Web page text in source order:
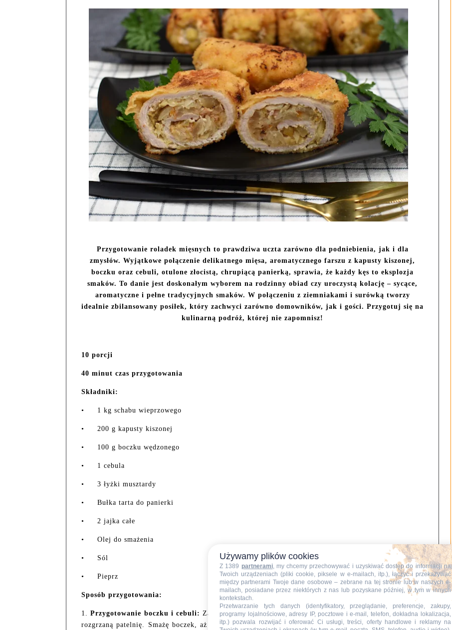
Przygotowanie roladek mięsnych to prawdziwa uczta zarówno dla podniebienia, jak i dla
zmysłów. Wyjątkowe połączenie delikatnego mięsa, aromatycznego farszu z kapusty kiszonej,
boczku oraz cebuli, otulone złocistą, chrupiącą panierką, sprawia, że każdy kęs to eksplozja
smaków. To danie jest doskonałym wyborem na rodzinny obiad czy uroczystą kolację – sycące,
aromatyczne i pełne tradycyjnych smaków. W połączeniu z ziemniakami i surówką tworzy
idealnie zbilansowany posiłek, który zachwyci zarówno domowników, jak i gości. Przygotuj się na
kulinarną podróż, której nie zapomnisz!
10 porcji
40 minut czas przygotowania
Składniki:
• 1 kg schabu wieprzowego
• 200 g kapusty kiszonej
• 100 g boczku wędzonego
• 1 cebula
• 3 łyżki musztardy
• Bułka tarta do panierki
• 2 jajka całe
• Olej do smażenia
• Sól
• Pieprz
Sposób przygotowania:
1. Przygotowanie boczku i cebuli: Zaczynam od pokrojenia boczku w drobną kostkę i wrzucam go na
rozgrzaną patelnię. Smażę boczek, aż stanie się chrupiący i lekko zarumieniony. Następnie dodaję do
Używamy plików cookies
Z 1389 partnerami, my chcemy przechowywać i uzyskiwać dostęp do informacji na
Twoich urządzeniach (pliki cookie, piksele w e-mailach, itp.), łączyć i przekazywać
między partnerami Twoje dane osobowe – zebrane na tej stronie lub w naszych e-
mailach, posiadane przez niektórych z nas lub pozyskane później, w tym w innych
kontekstach.
Przetwarzanie tych danych (identyfikatory, przeglądanie, preferencje, zakupy,
programy lojalnościowe, adresy IP, pocztowe i e-mail, telefon, dokładna lokalizacja,
itp.) pozwala rozwijać i oferować Ci usługi, treści, oferty handlowe i reklamy na